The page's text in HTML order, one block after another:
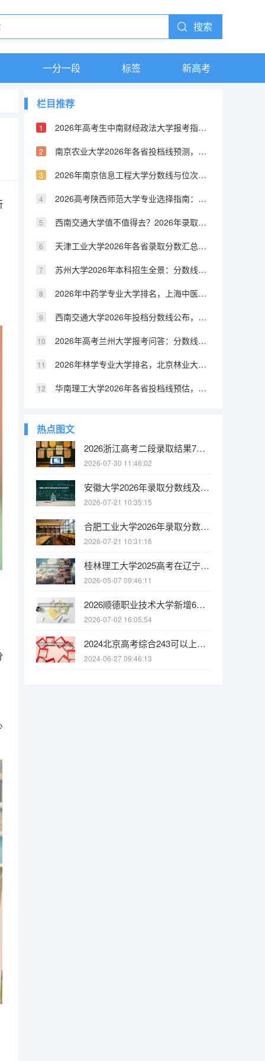
搜索
一分一段 标签 新高考
栏目推荐
2026年高考生中南财经政法大学报考指南：分数线、专业排名、花费详解
南京农业大学2026年各省投档线预测，热门专业就业与学费详解
2026年南京信息工程大学分数线与位次，附报到条件与费用清单
2026高考陕西师范大学专业选择指南：分数线门槛、就业前景、费用
西南交通大学值不值得去？2026年录取分数预测与就业条件分析
天津工业大学2026年各省录取分数汇总，新生报到流程与费用
苏州大学2026年本科招生全景：分数线、专业设置、就业与费用
2026年中药学专业大学排名，上海中医药大学北中医A+领跑，中医药产业人才需求旺盛
西南交通大学2026年投档分数线公布，附入学攻略与FAQ
2026年高考兰州大学报考问答：分数线、专业、就业、花费
2026年林学专业大学排名，北京林业大学七星级领跑，生态环境建设人才需求旺盛
华南理工大学2026年各省投档线预估，附热门专业就业与花费数据
热点图文
2026浙江高考二段录取结果7月31日起查！网站、公众号、APP三种方式任选
2026-07-30 11:46:02
安徽大学2026年录取分数线及新生入学指南：安徽考生物理类586分可报本部！
2026-07-21 10:35:15
合肥工业大学2026年录取分数线及新生入学指南：安徽考生物理类596分可报本部！
2026-07-21 10:31:16
桂林理工大学2025高考在辽宁投档分数线
2026-05-07 09:46:11
2026顺德职业技术大学新增6个本科专业，95000名以内可大胆报考
2026-07-02 16:05:54
2024北京高考综合243可以上什么大学预测
2024-06-27 09:46:13